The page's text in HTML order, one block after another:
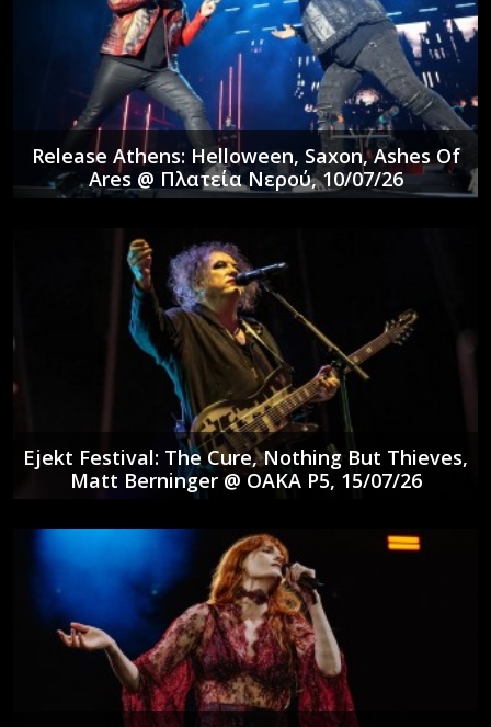
Release Athens: Helloween, Saxon, Ashes Of
Ares @ Πλατεία Νερού, 10/07/26
Ejekt Festival: The Cure, Nothing But Thieves,
Matt Berninger @ ΟΑΚΑ P5, 15/07/26